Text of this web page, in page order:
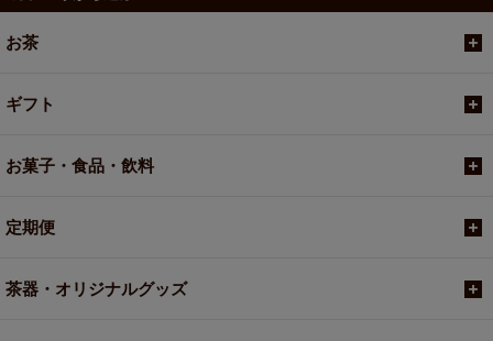
お茶
ギフト
お菓子・食品・飲料
定期便
茶器・オリジナルグッズ